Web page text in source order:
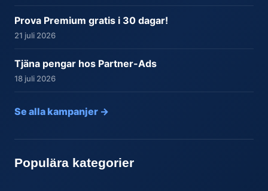
Prova Premium gratis i 30 dagar!
21 juli 2026
Tjäna pengar hos Partner-Ads
18 juli 2026
Se alla kampanjer →
Populära kategorier